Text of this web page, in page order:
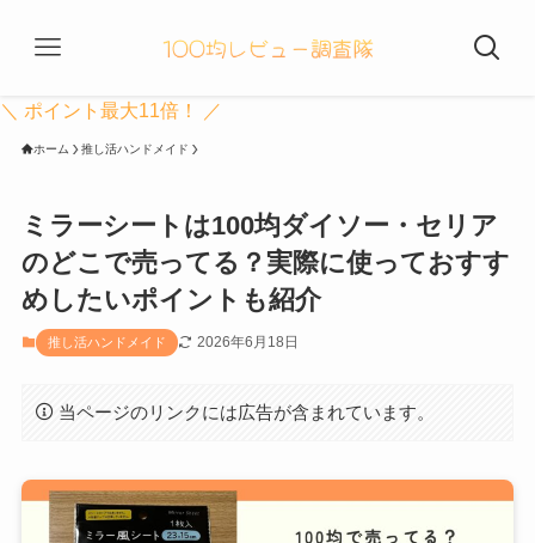
＼ ポイント最大11倍！ ／
ホーム 推し活ハンドメイド
ミラーシートは100均ダイソー・セリア
のどこで売ってる？実際に使っておすす
めしたいポイントも紹介
推し活ハンドメイド 2026年6月18日
当ページのリンクには広告が含まれています。